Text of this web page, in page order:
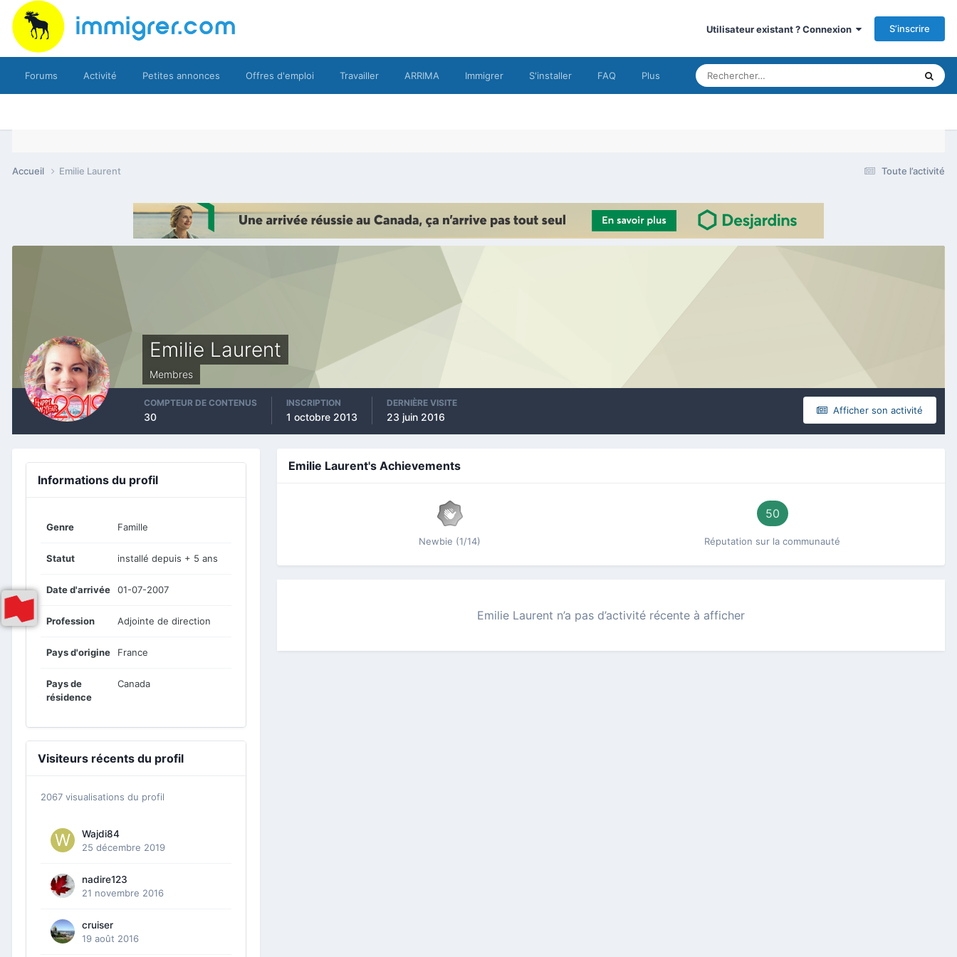
Utilisateur existant ? Connexion S’inscrire
Forums Activité Petites annonces Offres d'emploi Travailler ARRIMA Immigrer S'installer FAQ Plus
Toute l’activité
Accueil Emilie Laurent
Emilie Laurent
Membres
Afficher son activité
COMPTEUR DE CONTENUS
30
INSCRIPTION
1 octobre 2013
DERNIÈRE VISITE
23 juin 2016
Informations du profil
Genre Famille
Statut installé depuis + 5 ans
Date d'arrivée 01-07-2007
Profession Adjointe de direction
Pays d'origine France
Pays de
résidence
Canada
Visiteurs récents du profil
2067 visualisations du profil
Wajdi84
25 décembre 2019
nadire123
21 novembre 2016
cruiser
19 août 2016
Emilie Laurent's Achievements
Newbie (1/14)
50
Réputation sur la communauté
Emilie Laurent n’a pas d’activité récente à afficher